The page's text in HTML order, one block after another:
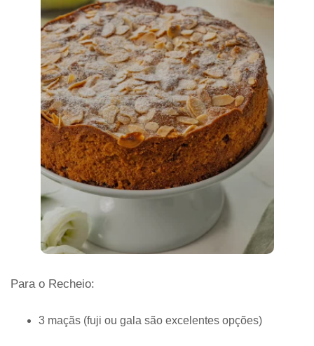
Para o Recheio:
3 maçãs (fuji ou gala são excelentes opções)